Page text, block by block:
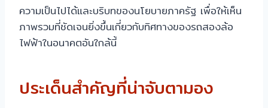
ความเป็นไปได้และบริบทของนโยบายภาครัฐ เพื่อให้เห็น
ภาพรวมที่ชัดเจนยิ่งขึ้นเกี่ยวกับทิศทางของรถสองล้อ
ไฟฟ้าในอนาคตอันใกล้นี้
ประเด็นสำคัญที่น่าจับตามอง